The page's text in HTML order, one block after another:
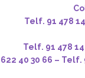
478 14 19
478 14 19 –
40 30 66 – Telf.